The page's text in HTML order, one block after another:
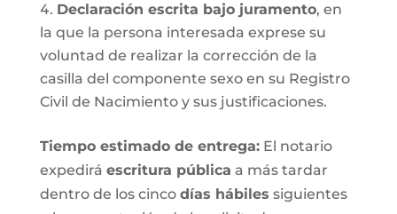
Declaración escrita bajo juramento, en
la que la persona interesada exprese su
voluntad de realizar la corrección de la
casilla del componente sexo en su Registro
Civil de Nacimiento y sus justificaciones.
Tiempo estimado de entrega:El notario
expedirá escritura pública a más tardar
dentro de los cinco días hábiles siguientes